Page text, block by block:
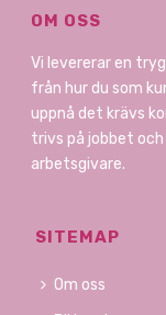
OM OSS
Vi levererar en
från hur du som
uppnå det krävs
trivs på jobbet
arbetsgivare.
SITEMAP
Om oss